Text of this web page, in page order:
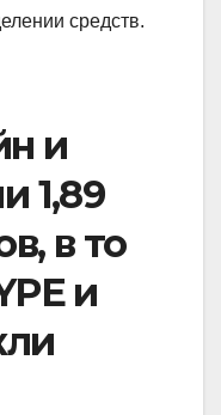
средств.
и
1,89
в то
и